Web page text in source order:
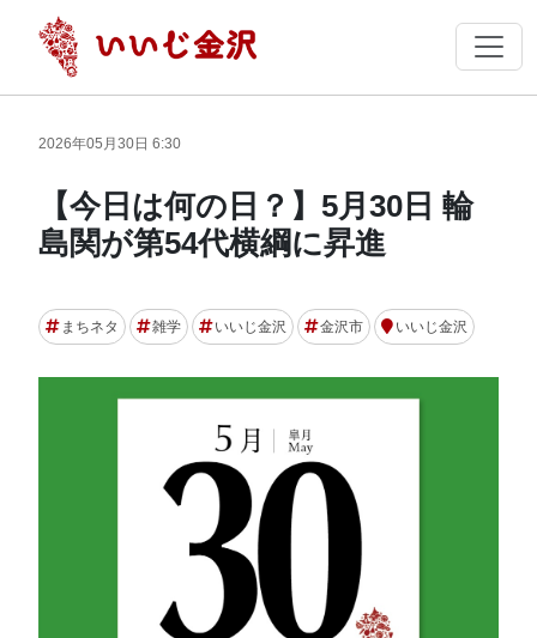
2026年05月30日 6:30
【今日は何の日？】5月30日 輪
島関が第54代横綱に昇進
まちネタ 雑学 いいじ金沢 金沢市 いいじ金沢